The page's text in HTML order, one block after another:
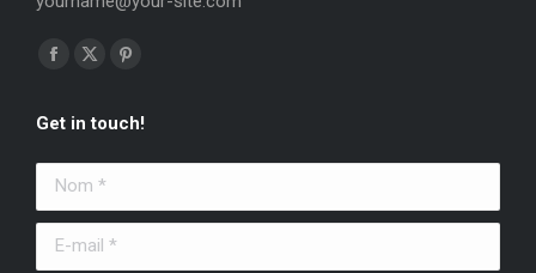
Trouvez nous sur :
La
Facebook
s'ouvre
dans
une
nouvelle
La
X
s'ouvre
dans
une
nouvelle
La
Pinterest
s'ouvre
une
Get in touch!
Nom *
E-mail *